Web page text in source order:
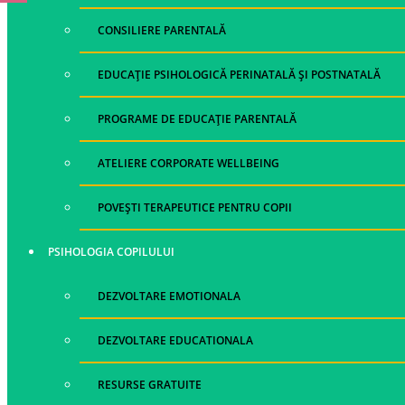
CONSILIERE PARENTALĂ
EDUCAȚIE PSIHOLOGICĂ PERINATALĂ ȘI POSTNATALĂ
PROGRAME DE EDUCAȚIE PARENTALĂ
ATELIERE CORPORATE WELLBEING
POVEȘTI TERAPEUTICE PENTRU COPII
PSIHOLOGIA COPILULUI
DEZVOLTARE EMOTIONALA
DEZVOLTARE EDUCATIONALA
RESURSE GRATUITE